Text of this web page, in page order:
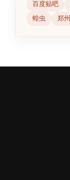
百度贴吧
蝗虫 郑州